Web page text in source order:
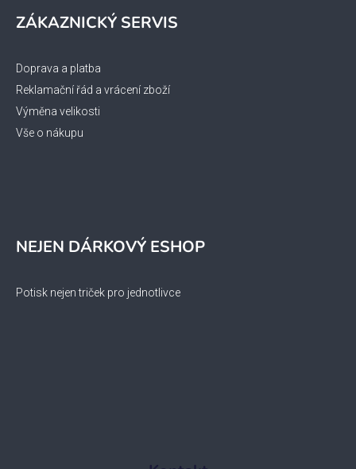
ZÁKAZNICKÝ SERVIS
Doprava a platba
Reklamační řád a vrácení zboží
Výměna velikosti
Vše o nákupu
NEJEN DÁRKOVÝ ESHOP
Potisk nejen triček pro jednotlivce